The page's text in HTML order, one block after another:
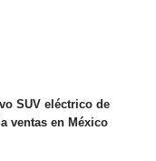
SUV eléctrico de
ventas en México